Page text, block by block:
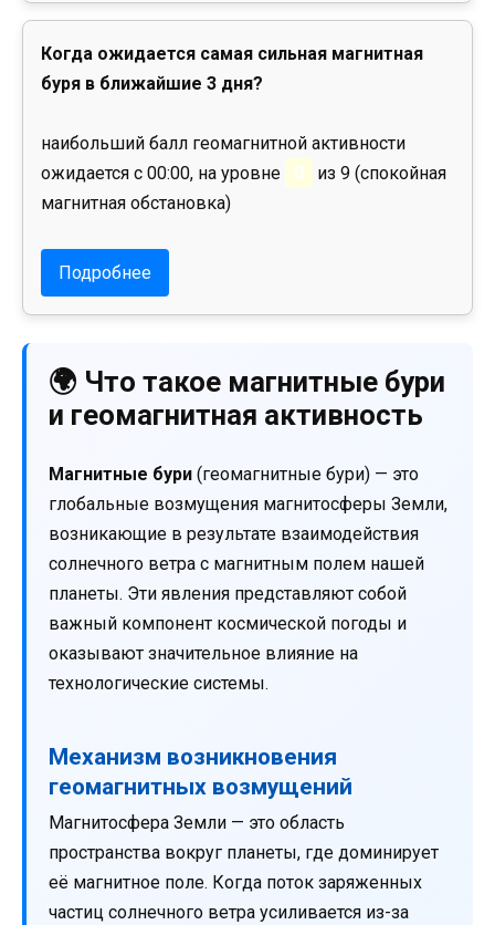
Когда ожидается самая сильная магнитная
буря в ближайшие 3 дня?
наибольший балл геомагнитной активности
ожидается с 00:00, на уровне
0
из 9 (спокойная
магнитная обстановка)
Подробнее
🌍 Что такое магнитные бури
и геомагнитная активность
Магнитные бури (геомагнитные бури) — это
глобальные возмущения магнитосферы Земли,
возникающие в результате взаимодействия
солнечного ветра с магнитным полем нашей
планеты. Эти явления представляют собой
важный компонент космической погоды и
оказывают значительное влияние на
технологические системы.
Механизм возникновения
геомагнитных возмущений
Магнитосфера Земли — это область
пространства вокруг планеты, где доминирует
её магнитное поле. Когда поток заряженных
частиц солнечного ветра усиливается из-за